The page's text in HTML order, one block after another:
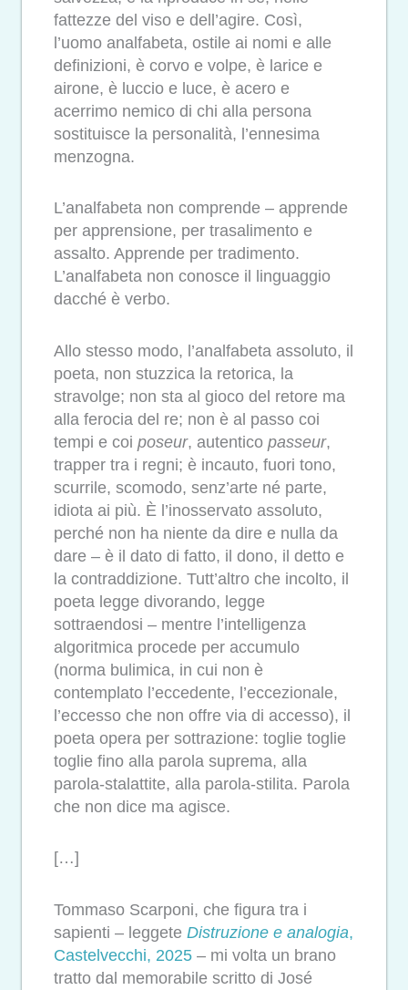
fattezze del viso e dell’agire. Così,
l’uomo analfabeta, ostile ai nomi e alle
definizioni, è corvo e volpe, è larice e
airone, è luccio e luce, è acero e
acerrimo nemico di chi alla persona
sostituisce la personalità, l’ennesima
menzogna.
L’analfabeta non comprende – apprende
per apprensione, per trasalimento e
assalto. Apprende per tradimento.
L’analfabeta non conosce il linguaggio
dacché è verbo.
Allo stesso modo, l’analfabeta assoluto, il
poeta, non stuzzica la retorica, la
stravolge; non sta al gioco del retore ma
alla ferocia del re; non è al passo coi
tempi e coi poseur, autentico passeur,
trapper tra i regni; è incauto, fuori tono,
scurrile, scomodo, senz’arte né parte,
idiota ai più. È l’inosservato assoluto,
perché non ha niente da dire e nulla da
dare – è il dato di fatto, il dono, il detto e
la contraddizione. Tutt’altro che incolto, il
poeta legge divorando, legge
sottraendosi – mentre l’intelligenza
algoritmica procede per accumulo
(norma bulimica, in cui non è
contemplato l’eccedente, l’eccezionale,
l’eccesso che non offre via di accesso), il
poeta opera per sottrazione: toglie toglie
toglie fino alla parola suprema, alla
parola-stalattite, alla parola-stilita. Parola
che non dice ma agisce.
[…]
Tommaso Scarponi, che figura tra i
sapienti – leggete Distruzione e analogia,
Castelvecchi, 2025 – mi volta un brano
tratto dal memorabile scritto di José